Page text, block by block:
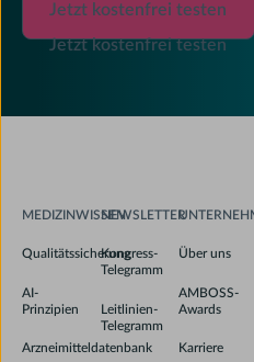
Jetzt kostenfrei testen
Jetzt kostenfrei testen
MEDIZINWISSEN
Qualitätssicherung
AI-
Prinzipien
Arzneimitteldatenbank
NEWSLETTER
Kongress-
Telegramm
Leitlinien-
Telegramm
Über uns
AMBOSS-
Awards
Karriere